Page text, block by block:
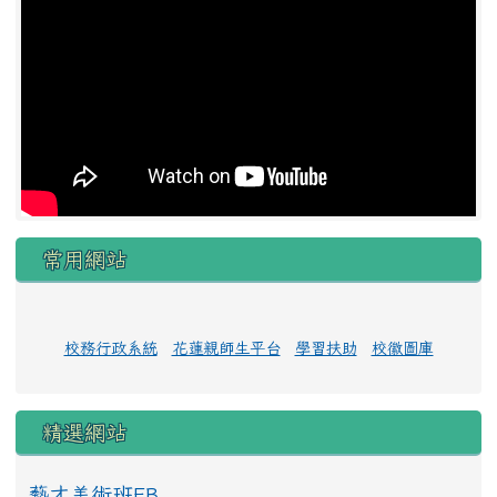
常用網站
校務行政系統 花蓮親師生平台 學習扶助 校徽圖庫
精選網站